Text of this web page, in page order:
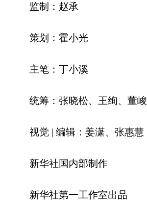
监制：赵承
策划：霍小光
主笔：丁小溪
统筹：张晓松、王绚、董峻
视觉 | 编辑：姜潇、张惠慧
新华社国内部制作
新华社第一工作室出品